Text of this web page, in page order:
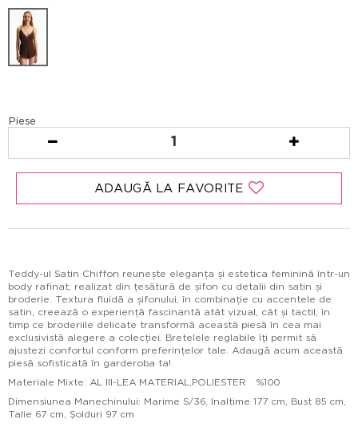
Piese
1
ADAUGĂ LA FAVORITE
Teddy-ul Satin Chiffon reunește eleganța și estetica feminină într-un
body rafinat, realizat din țesătură de șifon cu detalii din satin și
broderie. Textura fluidă a șifonului, în combinație cu accentele de
satin, creează o experiență fascinantă atât vizual, cât și tactil, în
timp ce broderiile delicate transformă această piesă în cea mai
exclusivistă alegere a colecției. Bretelele reglabile îți permit să
ajustezi confortul conform preferințelor tale. Adaugă acum această
piesă sofisticată în garderoba ta!
Materiale Mixte: AL III-LEA MATERIAL,POLIESTER %100
Dimensiunea Manechinului: Marime S/36, Inaltime 177 cm, Bust 85 cm,
Talie 67 cm, Şolduri 97 cm